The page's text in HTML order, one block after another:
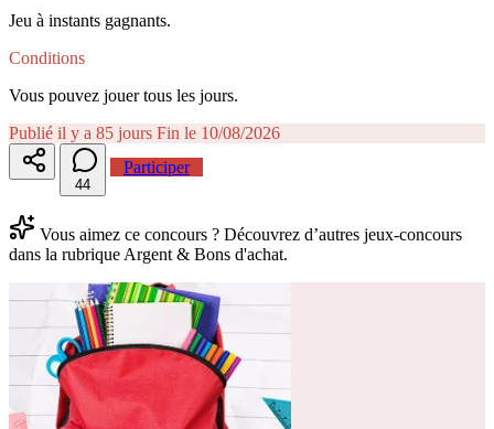
Jeu à instants gagnants.
Conditions
Vous pouvez jouer tous les jours.
Publié il y a 85 jours Fin le 10/08/2026
44
Participer
Vous aimez ce concours ? Découvrez d’autres jeux-concours
dans la rubrique Argent & Bons d'achat.